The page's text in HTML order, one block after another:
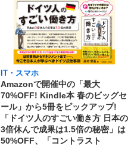
IT・スマホ
Amazonで開催中の「最大
70%OFF! Kindle本 春のビッグセ
ール」から5冊をピックアップ!
「ドイツ人のすごい働き方 日本の
3倍休んで成果は1.5倍の秘密」は
50%OFF、「コントラスト